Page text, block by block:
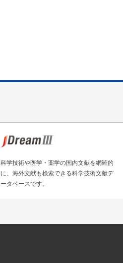
科学技術や医学・薬学の国内文献を網羅的
に、海外文献も検索できる科学技術文献デ
ータベースです。